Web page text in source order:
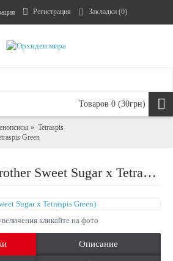
Регистрация Закладки (0)
Товаров 0 (30грн)
Tetraspis
Green
Фаленопсис (Brother Sweet Sugar x Tetraspis Green)
кликайте на фото
Описание